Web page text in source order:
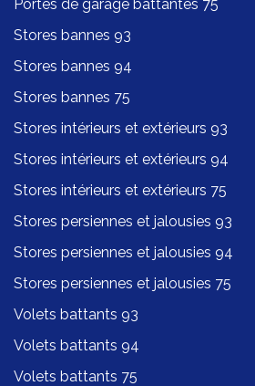
Portes de garage battantes 75
Stores bannes 93
Stores bannes 94
Stores bannes 75
Stores intérieurs et extérieurs 93
Stores intérieurs et extérieurs 94
Stores intérieurs et extérieurs 75
Stores persiennes et jalousies 93
Stores persiennes et jalousies 94
Stores persiennes et jalousies 75
Volets battants 93
Volets battants 94
Volets battants 75